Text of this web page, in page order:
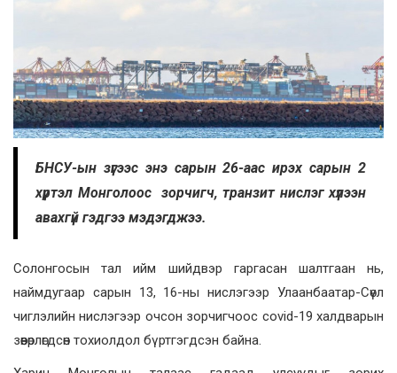
БНСУ-ын зүгээс энэ сарын 26-аас ирэх сарын 2
хүртэл Монголоос зорчигч, транзит нислэг хүлээн
авахгүй гэдгээ мэдэгджээ.
Солонгосын тал ийм шийдвэр гаргасан шалтгаан нь,
наймдугаар сарын 13, 16-ны нислэгээр Улаанбаатар-Сөүл
чиглэлийн нислэгээр очсон зорчигчоос сovid-19 халдварын
зөөвөрлөгдсөн тохиолдол бүртгэгдсэн байна.